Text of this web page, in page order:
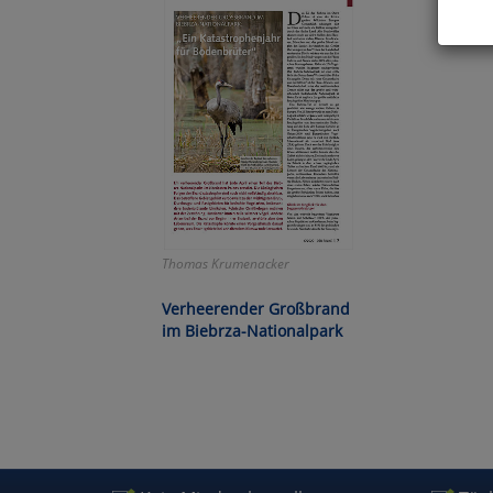
Thomas Krumenacker
Verheerender Großbrand
im Biebrza-Nationalpark